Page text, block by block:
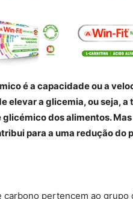
é a capacidade ou a
elevar a glicemia, ou seja,
dos alimentos.
para a uma redução do
carbono pertencem ao